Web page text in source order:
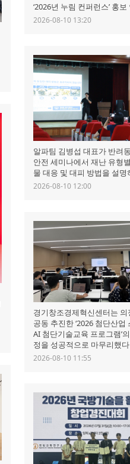
‘2026년 누림 컨퍼런스’ 홍
2026-08-10 13:20
알파팀 김병섭 대표가 반려
안전 세미나에서 재난 유형
물 대응 및 대피 방법을 설명
2026-08-10 12:00
경기창조경제혁신센터는
공동 추진한 ‘2026 첨단산업
AI 첨단기술교육 프로그램’
정을 성공적으로 마무리했다
2026-08-10 11:55